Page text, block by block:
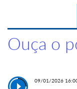
Ouça o
09/01/2026